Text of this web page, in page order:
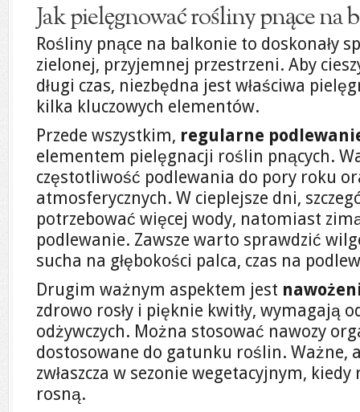
Jak pielęgnować rośliny pnące na
Rośliny pnące na balkonie to doskonały
zielonej, przyjemnej przestrzeni. Aby
długi czas, niezbędna jest właściwa
kilka kluczowych elementów.
Przede wszystkim, regularne
elementem pielęgnacji roślin pnących.
częstotliwość podlewania do pory roku
atmosferycznych. W cieplejsze dni,
potrzebować więcej wody, natomiast
podlewanie. Zawsze warto sprawdzić
sucha na głębokości palca, czas na
Drugim ważnym aspektem jest
zdrowo rosły i pięknie kwitły, wymagają
odżywczych. Można stosować nawozy
dostosowane do gatunku roślin. Ważne,
zwłaszcza w sezonie wegetacyjnym,
rosną.